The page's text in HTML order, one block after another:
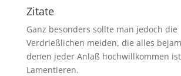
Zitate
Ganz besonders sollte man jedoch die
Verdrießlichen meiden, die alles
denen jeder Anlaß hochwillkommen
Lamentieren.